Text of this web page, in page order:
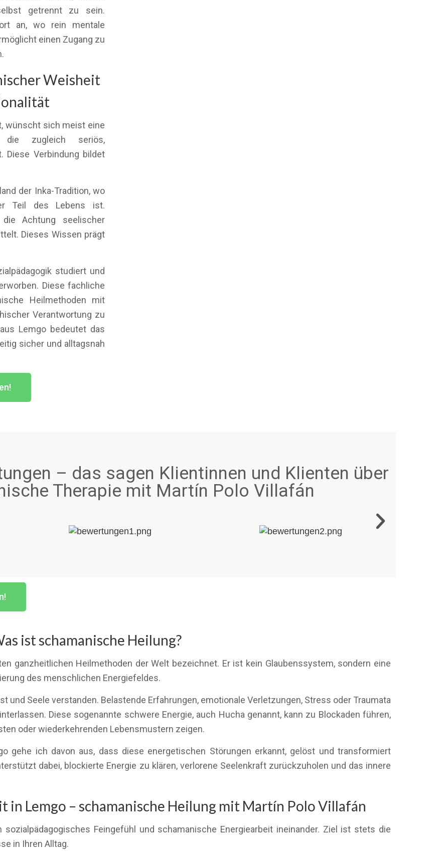
getrennt zu sein.
an, wo rein mentale
einen Zugang zu
Weisheit
wünscht sich meist eine
die zugleich seriös,
Diese Verbindung bildet
der Inka-Tradition, wo
Teil des Lebens ist.
die Achtung seelischer
Dieses Wissen prägt
studiert und
Diese fachliche
Heilmethoden mit
Verantwortung zu
Lemgo bedeutet das
sicher und alltagsnah
– das sagen Klientinnen und Klienten über
Therapie mit Martín Polo Villafán
ist schamanische Heilung?
ganzheitlichen Heilmethoden der Welt bezeichnet. Er ist kein Glaubenssystem, sondern eine
des menschlichen Energiefeldes.
und Seele verstanden. Belastende Erfahrungen, emotionale Verletzungen, Stress oder Traumata
Diese sogenannte schwere Energie, auch Hucha genannt, kann zu Blockaden führen,
oder wiederkehrenden Lebensmustern zeigen.
gehe ich davon aus, dass diese energetischen Störungen erkannt, gelöst und transformiert
dabei, blockierte Energie zu klären, verlorene Seelenkraft zurückzuholen und das innere
in Lemgo – schamanische Heilung mit Martín Polo Villafán
sozialpädagogisches Feingefühl und schamanische Energiearbeit ineinander. Ziel ist stets die
in Ihren Alltag.